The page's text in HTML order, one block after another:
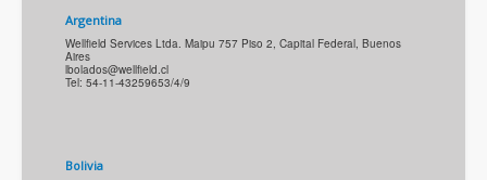
Argentina
Wellfield Services Ltda. Maipu 757 Piso 2, Capital Federal, Buenos
Aires
lbolados@wellfield.cl
Tel: 54-11-43259653/4/9
Bolivia